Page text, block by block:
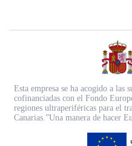
Esta empresa se ha acogido a las
cofinanciadas con el Fondo
regiones ultraperiféricas para el
Canarias.”Una manera de hacer